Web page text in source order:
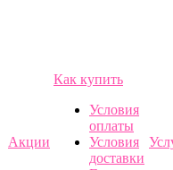
Акции
Как купить
Условия
оплаты
Условия
доставки